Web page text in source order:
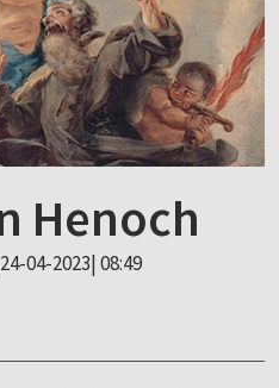
Henoch
04-2023| 08:49